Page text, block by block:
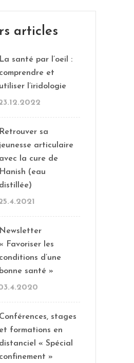
articles
La santé par l’oeil :
comprendre et
utiliser l’iridologie
Retrouver sa
jeunesse articulaire
avec la cure de
Hanish (eau
distillée)
Newsletter
Favoriser les
conditions d’une
bonne santé »
Conférences, stages
et formations en
distanciel « Spécial
confinement »